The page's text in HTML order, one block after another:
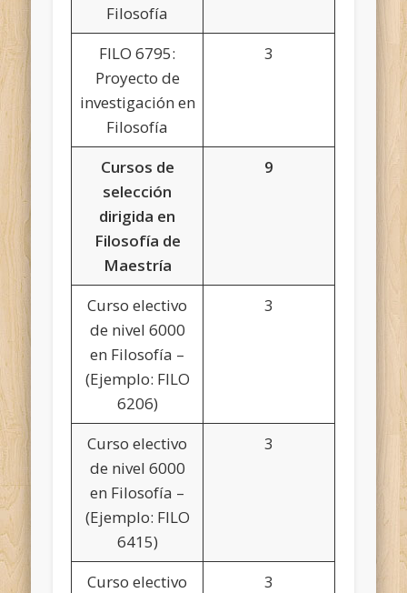
Filosofía
FILO 6795:
Proyecto de
investigación en
Filosofía
3
Cursos de
selección
dirigida en
Filosofía de
Maestría
9
Curso electivo
de nivel 6000
en Filosofía –
(Ejemplo: FILO
6206)
3
Curso electivo
de nivel 6000
en Filosofía –
(Ejemplo: FILO
6415)
3
Curso electivo
3